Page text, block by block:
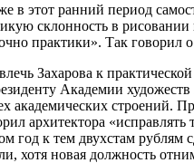
в этот ранний период
склонность в
практики». Так
Захарова к практической
Академии
академических
архитектора
год к тем двухстам рублям
хотя новая должность